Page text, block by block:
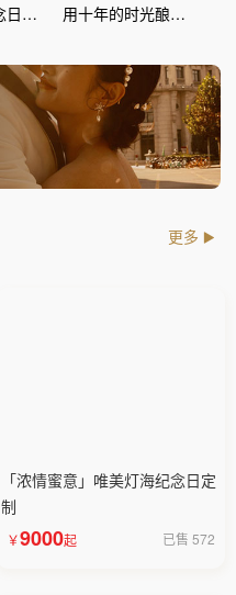
深圳草坪纪念日惊喜策划 用十年的时光酿爱情的蜜糖--丽江灯海 纪念日惊喜
更多
「浓情蜜意」唯美灯海纪念日定
制
9000 已售 572